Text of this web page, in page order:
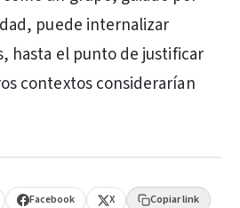
puede internalizar
hasta el punto de justificar
contextos considerarían
Facebook X Copiar link